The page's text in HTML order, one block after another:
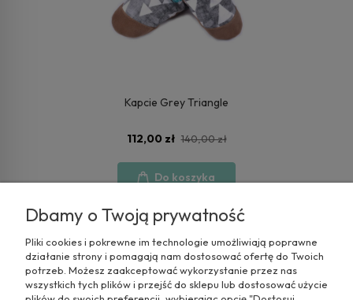
Kapcie Grey Triangle
112,00 zł 140,00 zł
Do koszyka
Dbamy o Twoją prywatność
Pliki cookies i pokrewne im technologie umożliwiają poprawne
działanie strony i pomagają nam dostosować ofertę do Twoich
potrzeb. Możesz zaakceptować wykorzystanie przez nas
wszystkich tych plików i przejść do sklepu lub dostosować użycie